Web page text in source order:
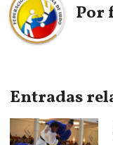
Por
Entradas